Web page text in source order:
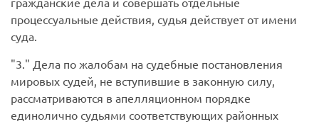
процессуальные действия, судья действует от имени
суда.
3.
Дела по жалобам на судебные постановления
мировых судей, не вступившие в законную силу,
рассматриваются в апелляционном порядке
единолично судьями соответствующих районных